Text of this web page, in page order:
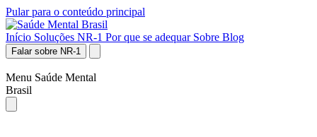
Pular para o conteúdo principal
Início Soluções NR-1 Por que se adequar Sobre Blog
Falar sobre NR-1
Menu Saúde Mental
Brasil